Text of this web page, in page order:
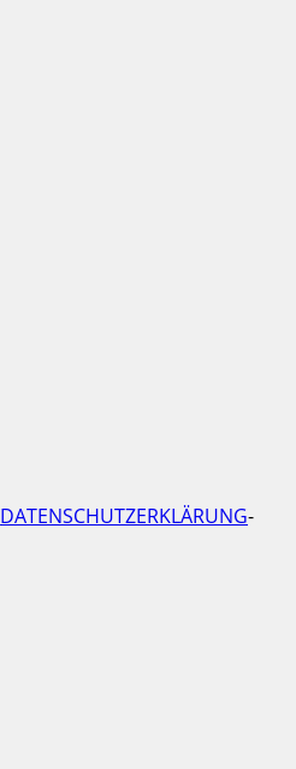
DATENSCHUTZERKLÄRUNG-